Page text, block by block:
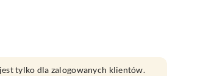
tylko dla zalogowanych klientów.